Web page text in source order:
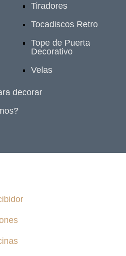
Tiradores
Tocadiscos Retro
Tope de Puerta
Decorativo
Velas
decorar